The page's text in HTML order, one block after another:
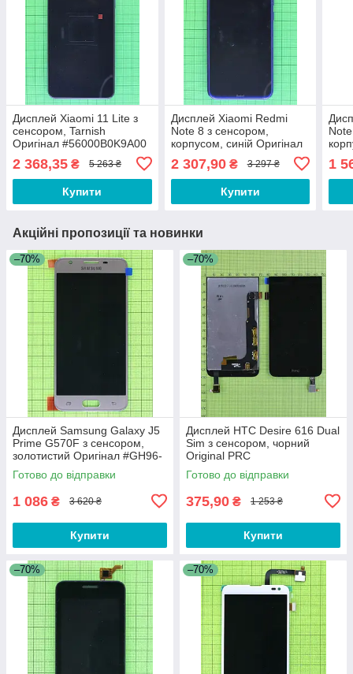
Дисплей Xiaomi 11 Lite з
сенсором, Tarnish
Оригінал #56000B0K9A00
2 368,35 ₴ 5 263 ₴
Купити
Дисплей Xiaomi Redmi
Note 8 з сенсором,
корпусом, синій Оригінал
2 307,90₴ 3 297 ₴
Купити
1
Акційні пропозиції та новинки
–70%
Дисплей Samsung Galaxy J5
Prime G570F з сенсором,
золотистий Оригінал #GH96-
10324A
Готово до відправки
1 086 ₴ 3 620 ₴
Купити
–70%
Дисплей HTC Desire 616 Dual
Sim з сенсором, чорний
Original PRC
Готово до відправки
375,90 ₴ 1 253 ₴
Купити
–70% –70%